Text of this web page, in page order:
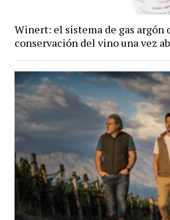
Winert: el sistema de gas argón
conservación del vino una vez